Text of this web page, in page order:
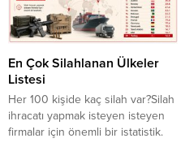
pazarlara bugün açılın. Yurt Dışı
Alım Taleplerinden Bazıları:
Afganistanlı Firma, Karton Kağıt
İthal EdecekAlman İthalatçı,
Denim Kumaş Siparişi
VerecekIraklı Şirket, Kaliteli Giyim
Ürünü Almak İstiyorUkraynalı...
En Çok Silahlanan Ülkeler
Listesi
Her 100 kişide kaç silah var?Silah
ihracatı yapmak isteyen isteyen
firmalar için önemli bir istatistik.